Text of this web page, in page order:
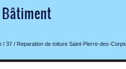
/ 37 / Reparation de toiture Saint-Pierre-des-Corps